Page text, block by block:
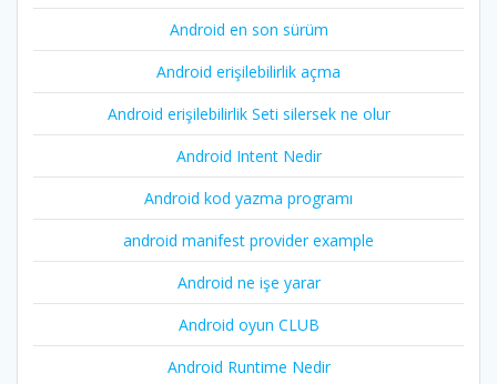
Android en son sürüm
Android erişilebilirlik açma
Android erişilebilirlik Seti silersek ne olur
Android Intent Nedir
Android kod yazma programı
android manifest provider example
Android ne işe yarar
Android oyun CLUB
Android Runtime Nedir